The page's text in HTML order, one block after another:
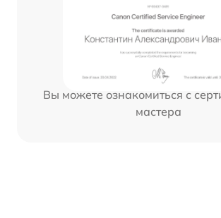
Вы можете ознакомиться с
мастера